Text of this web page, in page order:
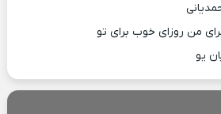
من روزای خوب برای تو
یو